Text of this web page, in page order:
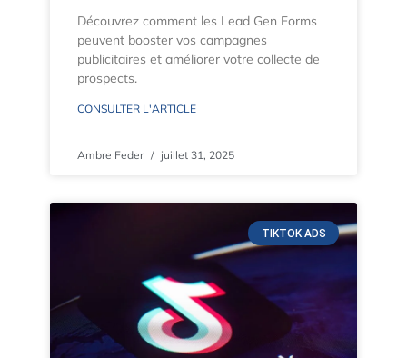
Découvrez comment les Lead Gen Forms
peuvent booster vos campagnes
publicitaires et améliorer votre collecte de
prospects.
CONSULTER L'ARTICLE
Ambre Feder juillet 31, 2025
TIKTOK ADS